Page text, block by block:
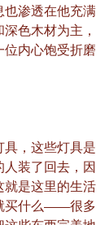
也渗透在他充满
色木材为主，
位内心饱受折磨
具，这些灯具是
装了回去，因
就是这里的生活
买什么——很多